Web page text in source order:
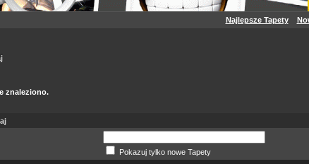
Najlepsze Tapety
znaleziono.
Pokazuj tylko nowe Tapety